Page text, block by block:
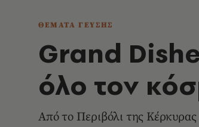
ΘΕΜΑΤΑ ΓΕΥΣΗΣ
Grand
όλο τον
Από το Περιβόλι της Κέρκυρας